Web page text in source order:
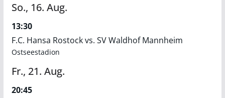
So., 16. Aug.
13:30
F.C. Hansa Rostock vs. SV Waldhof Mannheim
Ostseestadion
Fr., 21. Aug.
20:45